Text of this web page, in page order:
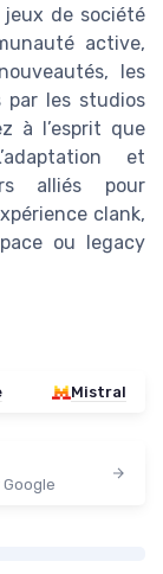
jeux de société
active,
les
par les studios
à l’esprit que
et
alliés pour
clank,
ou legacy
Mistral